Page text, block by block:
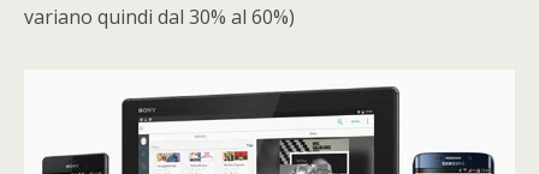
variano quindi dal 30% al 60%)